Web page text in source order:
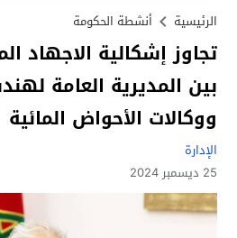
الرئيسية أنشطة الحكومة
تجاوز إشكالية الاجهاد
بين المديرية العامة
ووكالات الأحواض المائية
الإدارة
25 ديسمبر 2024